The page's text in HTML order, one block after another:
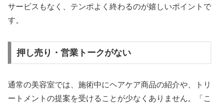
サービスもなく、テンポよく終わるのが嬉しいポイントで
す。
押し売り・営業トークがない
通常の美容室では、施術中にヘアケア商品の紹介や、トリ
ートメントの提案を受けることが少なくありません。「こ